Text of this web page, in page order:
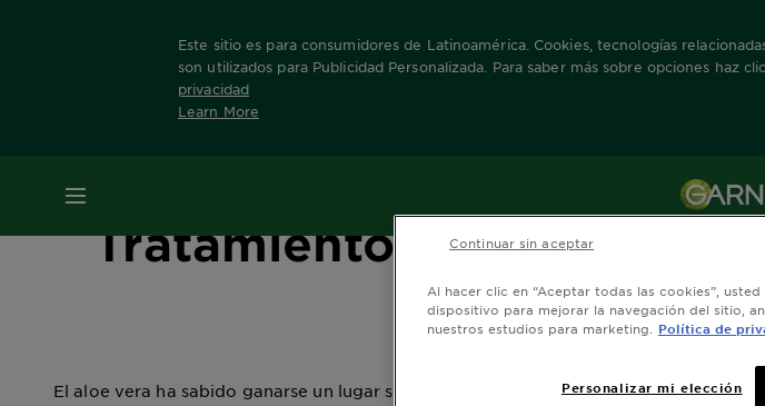
Este sitio es para consumidores de Latinoamérica. Cookies, tecnologías
son utilizados para Publicidad Personalizada. Para saber más sobre opciones haz
privacidad
Learn More
MENÚ
Home Ingredientes
Tratamiento hidratante
El aloe vera ha sabido ganarse un lugar significativo en la industria cosmética y
Al hacer clic en “Aceptar todas las cookies”,
dispositivo para mejorar la navegación del sitio,
nuestros estudios para marketing.
Política de
Personalizar mi elección
Continuar sin aceptar